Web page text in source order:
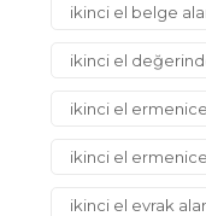
ikinci el belge
ikinci el
ikinci el
ikinci el
ikinci el evrak